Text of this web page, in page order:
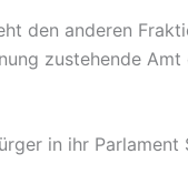
den anderen
zustehende Amt
in ihr Parlament